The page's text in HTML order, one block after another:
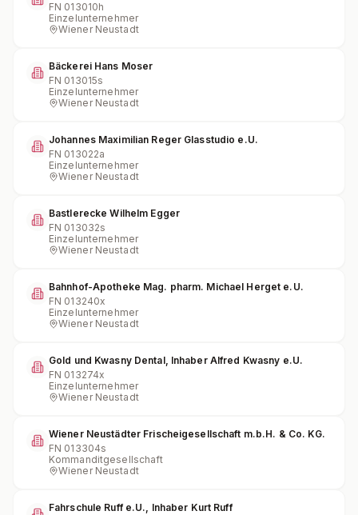
FN 013010h
Einzelunternehmer
Wiener Neustadt
Bäckerei Hans Moser
FN 013015s
Einzelunternehmer
Wiener Neustadt
Johannes Maximilian Reger Glasstudio e.U.
FN 013022a
Einzelunternehmer
Wiener Neustadt
Bastlerecke Wilhelm Egger
FN 013032s
Einzelunternehmer
Wiener Neustadt
Bahnhof-Apotheke Mag. pharm. Michael Herget e.U.
FN 013240x
Einzelunternehmer
Wiener Neustadt
Gold und Kwasny Dental, Inhaber Alfred Kwasny e.U.
FN 013274x
Einzelunternehmer
Wiener Neustadt
Wiener Neustädter Frischeigesellschaft m.b.H. & Co. KG.
FN 013304s
Kommanditgesellschaft
Wiener Neustadt
Fahrschule Ruff e.U., Inhaber Kurt Ruff